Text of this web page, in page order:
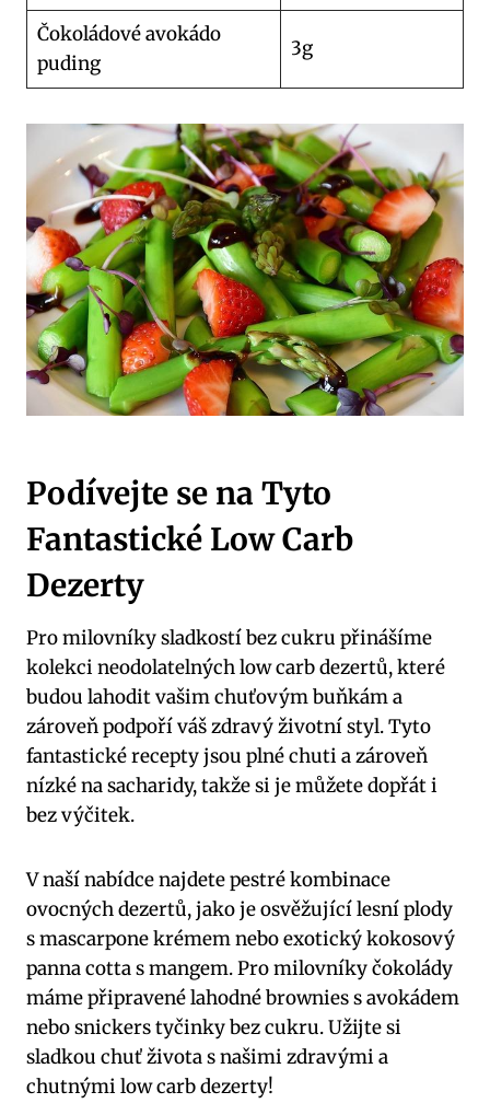
Čokoládové avokádo
puding
3g
Podívejte se na Tyto
Fantastické Low Carb
Dezerty
Pro milovníky sladkostí bez cukru přinášíme
kolekci neodolatelných low carb dezertů, které
budou lahodit vašim chuťovým buňkám a
zároveň podpoří váš zdravý životní styl. Tyto
fantastické recepty jsou plné chuti a zároveň
nízké na sacharidy, takže si je můžete dopřát i
bez výčitek.
V naší nabídce najdete pestré kombinace
ovocných dezertů, jako je osvěžující lesní plody
s mascarpone krémem nebo exotický kokosový
panna cotta s mangem. Pro milovníky čokolády
máme připravené lahodné brownies s avokádem
nebo snickers tyčinky bez cukru. Užijte si
sladkou chuť života s našimi zdravými a
chutnými low carb dezerty!